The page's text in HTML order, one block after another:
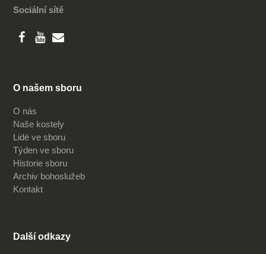
Sociální sítě
O našem sboru
O nás
Naše kostely
Lidé ve sboru
Týden ve sboru
Historie sboru
Archiv bohoslužeb
Kontakt
Další odkazy